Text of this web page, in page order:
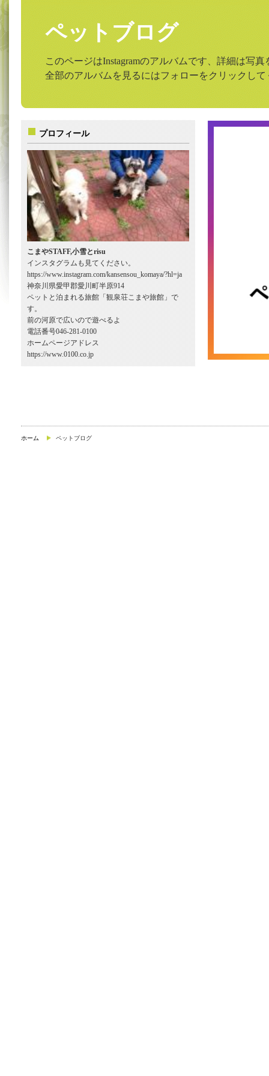
ペットブログ
このページはInstagramのアルバムです、詳細は写
全部のアルバムを見るにはフォローをクリックして
プロフィール
こまやSTAFF,小雪とrisu
インスタグラムも見てください。
https://www.instagram.com/kansensou_komaya/?hl=ja
神奈川県愛甲郡愛川町半原914
ペットと泊まれる旅館「観泉荘こまや旅館」で
す。
前の河原で広いので遊べるよ
電話番号046-281-0100
ホームページアドレス
https://www.0100.co.jp
ホーム ペットブログ